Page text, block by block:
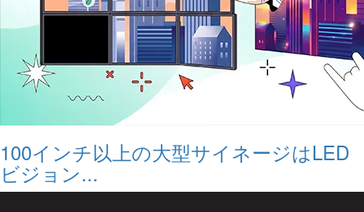
100インチ以上の大型サイネージはLED
ビジョン...